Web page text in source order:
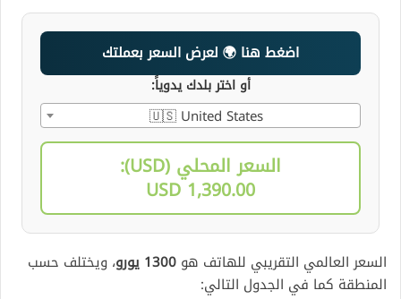
اضغط هنا 🌍 لعرض السعر بعملتك
أو اختر بلدك يدوياً:
🇺🇸 United States
السعر المحلي (USD):
1,390.00 USD
السعر العالمي التقريبي للهاتف هو 1300 يورو
، ويختلف حسب
المنطقة كما في الجدول التالي: